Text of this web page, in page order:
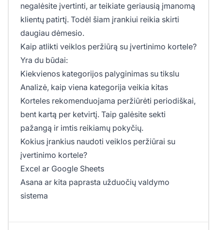
negalėsite įvertinti, ar teikiate geriausią įmanomą
klientų patirtį. Todėl šiam įrankiui reikia skirti
daugiau dėmesio.
Kaip atlikti veiklos peržiūrą su įvertinimo kortele?
Yra du būdai:
Kiekvienos kategorijos palyginimas su tikslu
Analizė, kaip viena kategorija veikia kitas
Korteles rekomenduojama peržiūrėti periodiškai,
bent kartą per ketvirtį. Taip galėsite sekti
pažangą ir imtis reikiamų pokyčių.
Kokius įrankius naudoti veiklos peržiūrai su
įvertinimo kortele?
Excel ar Google Sheets
Asana ar kita paprasta užduočių valdymo
sistema